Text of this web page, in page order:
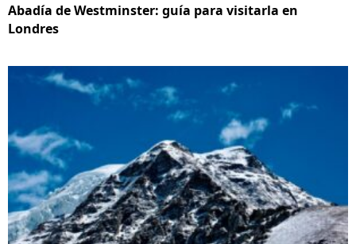
Abadía de Westminster: guía para visitarla en
Londres